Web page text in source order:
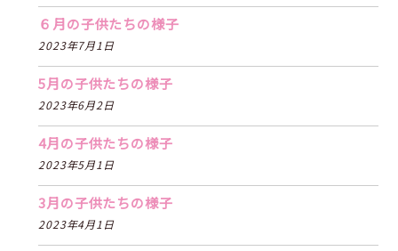
６月の子供たちの様子
2023年7月1日
5月の子供たちの様子
2023年6月2日
4月の子供たちの様子
2023年5月1日
3月の子供たちの様子
2023年4月1日